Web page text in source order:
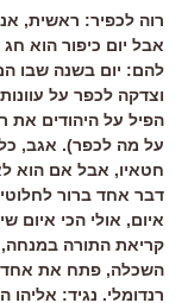
רוה לכפיר: ראשית,
אבל יום כיפור הוא
להם: יום בשנה שבו
וצדקה לכפר על
הפיל על היהודים את
על מה לכפר). אגב,
חטאיו, אבל אם הוא
דבר אחד ברור
איום, אולי הכי
קריאת התורה
השכלה, פתח את אחד
רנדומלי. נגיד: אליהו